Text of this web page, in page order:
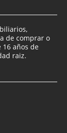
de comprar o
años de
raiz.